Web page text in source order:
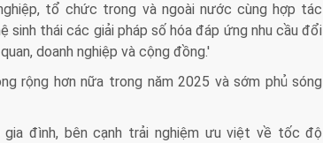
tổ chức trong và ngoài nước cùng hợp tác
sinh thái các giải pháp số hóa đáp ứng nhu cầu đổi
doanh nghiệp và cộng đồng.'
rộng hơn nữa trong năm 2025 và sớm phủ sóng
đình, bên cạnh trải nghiệm ưu việt về tốc độ